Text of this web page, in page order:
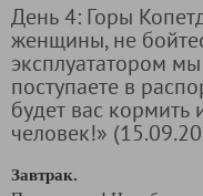
День 4: Горы
женщины, не
эксплуататором
поступаете в
будет вас
человек!»
Завтрак.